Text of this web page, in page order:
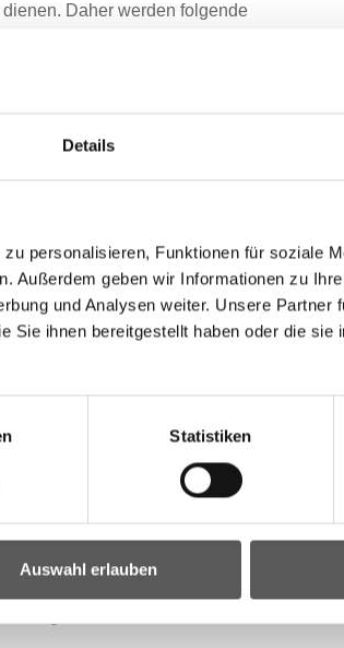
Details
personalisieren, Funktionen für soziale
Außerdem geben wir Informationen zu
und Analysen weiter. Unsere Partner
Sie ihnen bereitgestellt haben oder die sie
Statistiken
Auswahl erlauben
Daher werden folgende
Aufgaben einfacher und
Ausschöpfung der Potenziale
für alle
zu umfassenden digitalen
Entwicklung neuer Angebote
zu einem beinahe
Unternehmen,
zu gestalten und ihre
und Systeme der
auf diese vertrauen können.
können Sie hier abrufen: